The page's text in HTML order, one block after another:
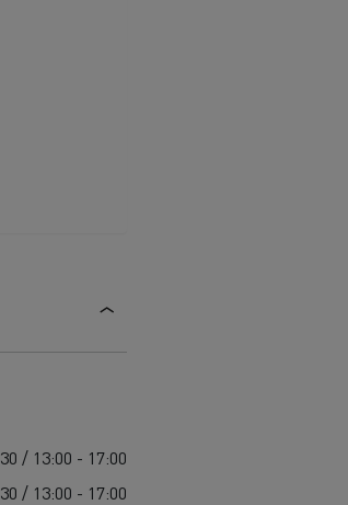
/ 13:00 - 17:00
/ 13:00 - 17:00